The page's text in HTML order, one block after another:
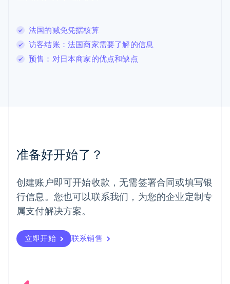
法国的减免凭据核算
访客结账：法国商家需要了解的信息
预售：对日本商家的优点和缺点
准备好开始了？
创建账户即可开始收款，无需签署合同或填写银
行信息。您也可以联系我们，为您的企业定制专
属支付解决方案。
立即开始 联系销售
DeutschEnglish
卢森堡
Français Deutsch English
罗马尼亚
墨西哥
EspañolEnglish
English
葡萄牙
PortuguêsEnglish
日本
瑞典
Svenska English
瑞士